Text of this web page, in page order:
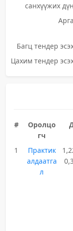
санхүүжих дүн
Арга
Багц тендер
Цахим тендер
#
Оролцо
гч
1
Практик
алдаатга
л